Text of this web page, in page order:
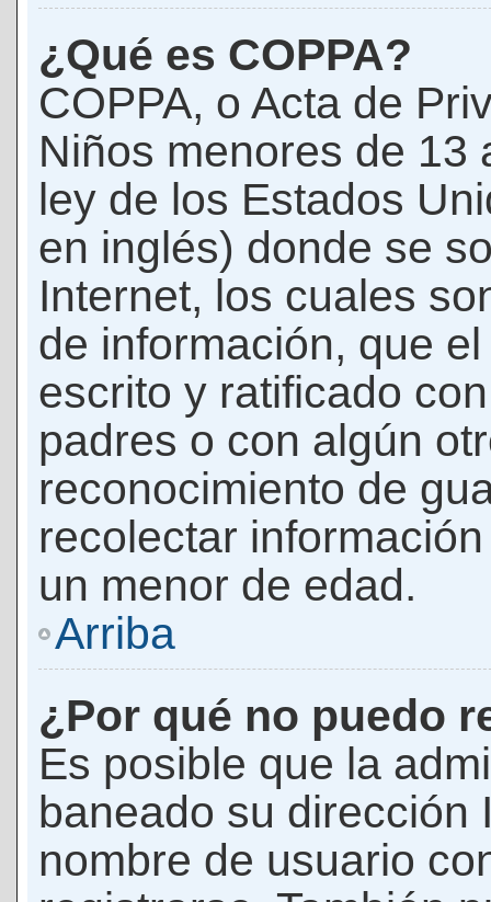
¿Qué es COPPA?
COPPA, o Acta de
Niños menores de 13
ley de los Estados
en inglés) donde se
Internet, los cuales
de información, que
escrito y ratificado
padres o con algún
reconocimiento de
recolectar
un menor de edad.
Arriba
¿Por qué no puedo
Es posible que la
baneado su dirección
nombre de usuario